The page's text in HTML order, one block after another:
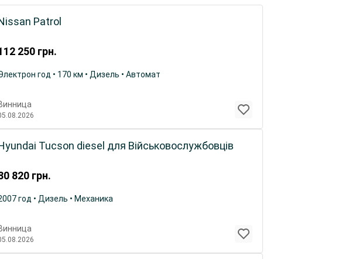
250 грн.
Patrol
год • 170 км • Дизель • Автомат
820 грн.
Tucson diesel для Військовослужбовців
год • Дизель • Механика